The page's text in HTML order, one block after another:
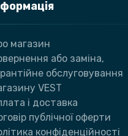
магазин
або заміна,
обслуговування
VEST
і доставка
публічної оферти
конфіденційності